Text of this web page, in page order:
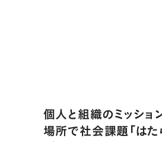
個人と組織のミッショ
場所で社会課題「はた